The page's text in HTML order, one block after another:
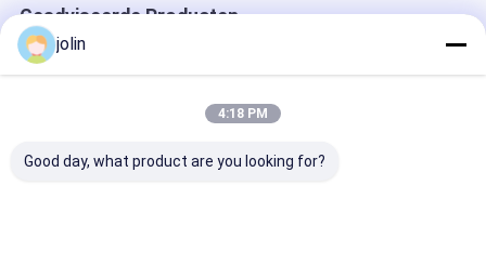
Geadviseerde Producten
jolin
4:18 PM
Good day, what product are you looking for?